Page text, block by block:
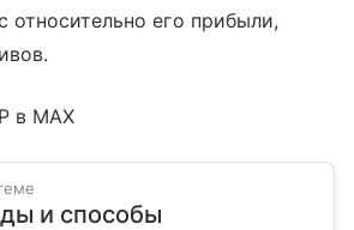
относительно его прибыли,
в MAX
и способы